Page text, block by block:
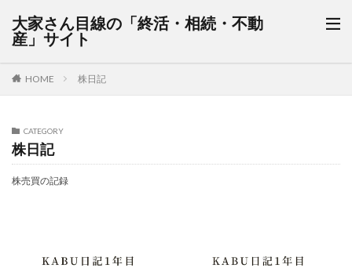
大家さん目線の「終活・相続・不動
産」サイト
HOME 株日記
CATEGORY
株日記
株売買の記録